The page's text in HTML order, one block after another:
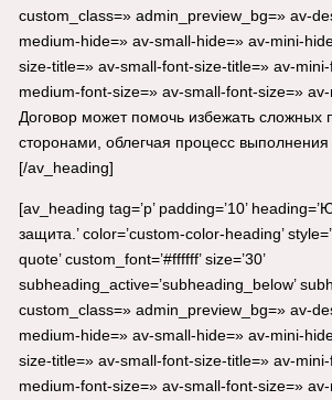
custom_class=» admin_preview_bg=» av-
medium-hide=» av-small-hide=» av-mini-
size-title=» av-small-font-size-title=» av-
medium-font-size=» av-small-font-size=»
Договор может помочь избежать сложных
сторонами, облегчая процесс выполнения
[/av_heading]
[av_heading tag=’p’ padding=’10’
защита.’ color=’custom-color-heading’
quote’ custom_font=’#ffffff’ size=’30’
subheading_active=’subheading_below’
custom_class=» admin_preview_bg=» av-
medium-hide=» av-small-hide=» av-mini-
size-title=» av-small-font-size-title=» av-
medium-font-size=» av-small-font-size=»